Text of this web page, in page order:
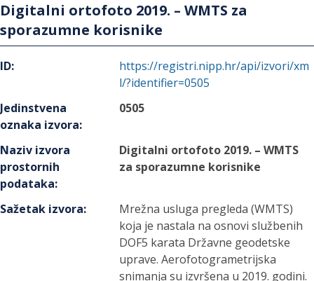
Digitalni ortofoto 2019. – WMTS za
sporazumne korisnike
ID:
https://registri.nipp.hr/api/izvori/xm
l/?identifier=0505
Jedinstvena
oznaka izvora:
0505
Naziv izvora
prostornih
podataka:
Digitalni ortofoto 2019. – WMTS
za sporazumne korisnike
Sažetak izvora:
Mrežna usluga pregleda (WMTS)
koja je nastala na osnovi službenih
DOF5 karata Državne geodetske
uprave. Aerofotogrametrijska
snimanja su izvršena u 2019. godini.